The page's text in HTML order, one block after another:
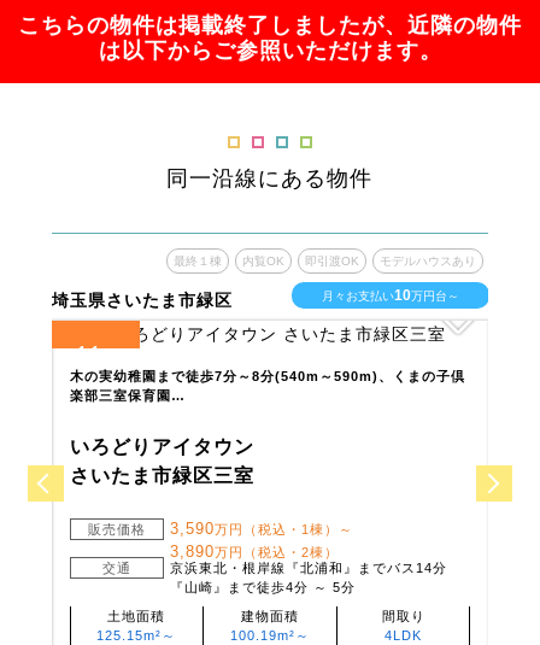
こちらの物件は掲載終了しましたが、近隣の物件
は以下からご参照いただけます。
同一沿線にある物件
埼玉県さいたま市緑区
最終１棟 内覧OK 即引渡OK モデルハウスあり
月々お支払い10万円台～
11
木の実幼稚園まで徒歩7分～8分(540m～590m)、くまの子倶
楽部三室保育園…
いろどりアイタウン
さいたま市緑区三室
販売価格 3,590万円（税込・1棟）～
3,890万円（税込・2棟）
交通
京浜東北・根岸線『北浦和』までバス14分
『山崎』まで徒歩4分 ～ 5分
土地面積
125.15m²～
建物面積
100.19m²～
間取り
4LDK